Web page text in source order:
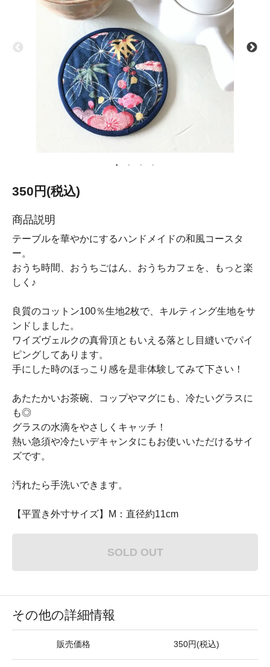
350円(税込)
商品説明
テーブルを華やかにするハンドメイドの和風コースタ
ー。
おうち時間、おうちごはん、おうちカフェを、もっと楽
しく♪
良質のコットン100％生地2枚で、キルティング生地をサ
ンドしました。
ワイズヴェルクの真骨頂ともいえる落とし目縫いでパイ
ピングしてあります。
手にした時のほっこり感を是非体験してみて下さい！
あたたかいお茶碗、コップやマグにも、冷たいグラスに
も◎
グラスの水滴をやさしくキャッチ！
熱い急須や冷たいデキャンタにもお使いいただけるサイ
ズです。
汚れたら手洗いできます。
【平置き外寸サイズ】M：直径約11cm
SOLD OUT
その他の詳細情報
販売価格 350円(税込)